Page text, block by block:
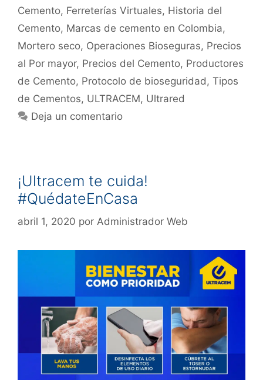
Cemento, Ferreterías Virtuales, Historia del
Cemento, Marcas de cemento en Colombia,
Mortero seco, Operaciones Bioseguras, Precios
al Por mayor, Precios del Cemento, Productores
de Cemento, Protocolo de bioseguridad, Tipos
de Cementos, ULTRACEM, Ultrared
Deja un comentario
¡Ultracem te cuida!
#QuédateEnCasa
abril 1, 2020 por Administrador Web